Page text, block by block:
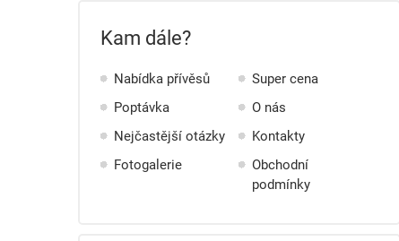
Kam dále?
Nabídka přívěsů
Super cena
Poptávka
O nás
Nejčastější otázky
Kontakty
Fotogalerie
Obchodní
podmínky